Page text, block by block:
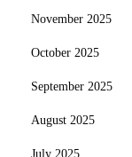
November 2025
October 2025
September 2025
August 2025
July 2025